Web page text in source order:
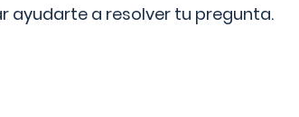
ayudarte a resolver tu pregunta.